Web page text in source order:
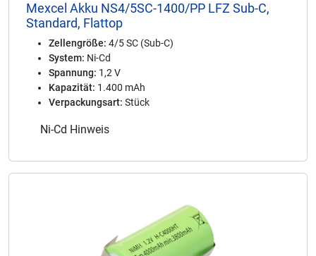
Mexcel Akku NS4/5SC-1400/PP LFZ Sub-C,
Standard, Flattop
Zellengröße: 4/5 SC (Sub-C)
System: Ni-Cd
Spannung: 1,2 V
Kapazität: 1.400 mAh
Verpackungsart: Stück
Ni-Cd Hinweis